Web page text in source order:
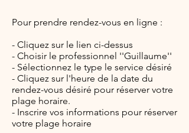
Pour prendre rendez-vous en ligne :
- Cliquez sur le lien ci-dessus
- Choisir le professionnel ''Guillaume''
- Sélectionnez le type le service désiré
- Cliquez sur l'heure de la date du
rendez-vous désiré pour réserver votre
plage horaire.
- Inscrire vos informations pour réserver
votre plage horaire